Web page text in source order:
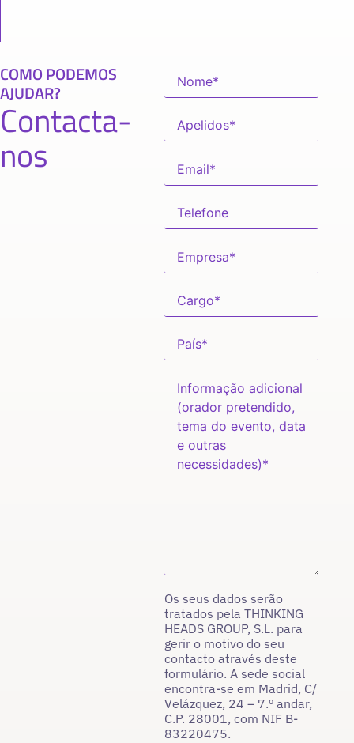
COMO PODEMOS
AJUDAR?
Contacta-
nos
Os seus dados serão
tratados pela THINKING
HEADS GROUP, S.L. para
gerir o motivo do seu
contacto através deste
formulário. A sede social
encontra-se em Madrid, C/
Velázquez, 24 – 7.º andar,
C.P. 28001, com NIF B-
83220475.